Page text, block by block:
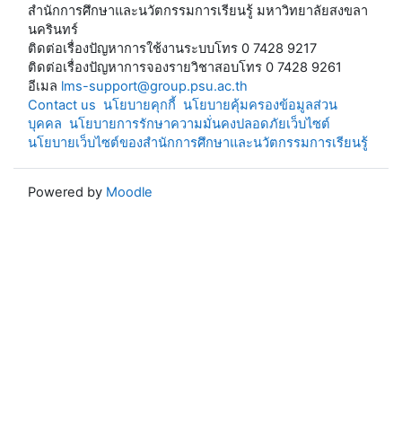
สำนักการศึกษาและนวัตกรรมการเรียนรู้ มหาวิทยาลัยสงขลา
นครินทร์
ติดต่อเรื่องปัญหาการใช้งานระบบโทร 0 7428 9217
ติดต่อเรื่องปัญหาการจองรายวิชาสอบโทร 0 7428 9261
อีเมล lms-support@group.psu.ac.th
Contact us นโยบายคุกกี้ นโยบายคุ้มครองข้อมูลส่วน
บุคคล นโยบายการรักษาความมั่นคงปลอดภัยเว็บไซต์
นโยบายเว็บไซต์ของสำนักการศึกษาและนวัตกรรมการเรียนรู้
Powered by Moodle